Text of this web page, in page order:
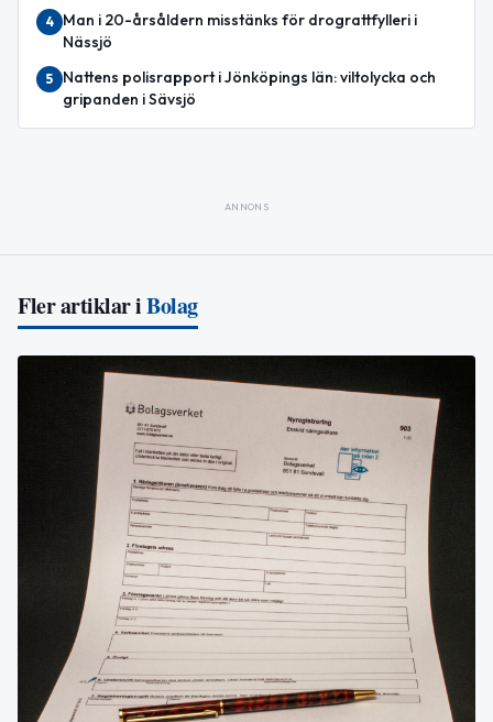
4
Man i 20-årsåldern misstänks för drograttfylleri i
Nässjö
5
Nattens polisrapport i Jönköpings län: viltolycka och
gripanden i Sävsjö
ANNONS
Fler artiklar iBolag